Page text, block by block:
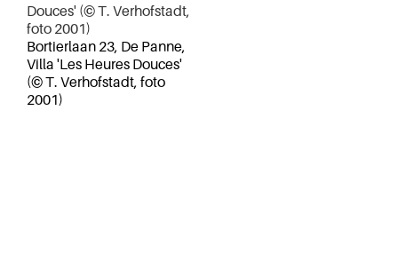
Bortierlaan 23, De Panne,
Villa 'Les Heures Douces'
(© T. Verhofstadt, foto
2001)